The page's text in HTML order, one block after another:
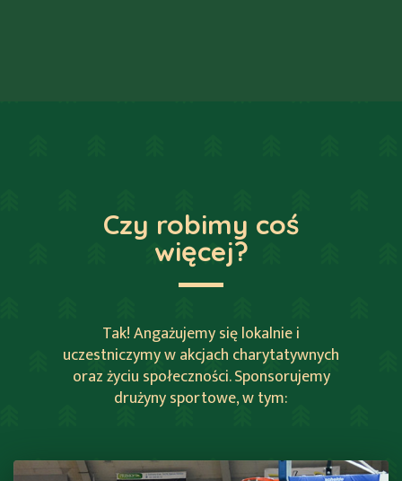
Czy robimy coś
więcej?
Tak! Angażujemy się lokalnie i
uczestniczymy w akcjach charytatywnych
oraz życiu społeczności. Sponsorujemy
drużyny sportowe, w tym: